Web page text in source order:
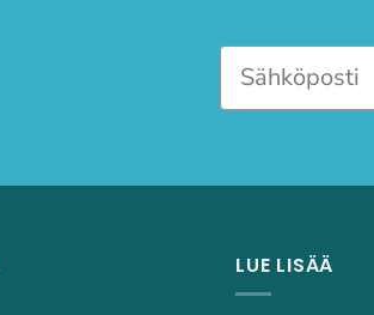
LUE LISÄÄ